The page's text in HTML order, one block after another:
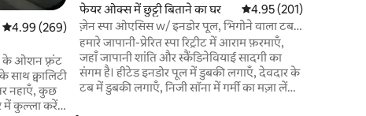
औसत रेटिंग 5 में से 4.99, 269 समीक्षाएँ
4.99 (269)
के ओशन फ़्रंट
साथ क्वालिटी
नहाएँ, कुछ
में कुल्ला करें,
फेयर ओक्स में छुट्टी बिताने का घर औसत रेटिंग 5 में से 4.95,
4.95 (201)
ज़ेन स्पा ओएसिस w/ इनडोर पूल, भिगोने वाला टब
और सौना
हमारे जापानी-प्रेरित स्पा रिट्रीट में आराम फ़रमाएँ,
जहाँ जापानी शांति और स्कैंडिनेवियाई सादगी का
संगम है। हीटेड इनडोर पूल में डुबकी लगाएँ, देवदार के
टब में डुबकी लगाएँ, निजी सॉना में गर्मी का मज़ा लें